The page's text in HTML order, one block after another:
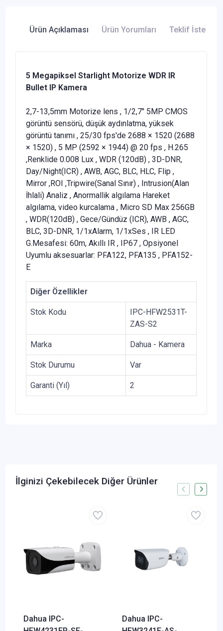
Ürün Açıklaması Ürün Yorumları Teklif İste
5 Megapiksel Starlight Motorize WDR IR
Bullet IP Kamera
2,7-13,5mm Motorize lens , 1/2,7" 5MP CMOS
görüntü sensörü, düşük aydınlatma, yüksek
görüntü tanımı , 25/30 fps'de 2688 × 1520 (2688
× 1520) , 5 MP (2592 × 1944) @ 20 fps , H.265
,Renklide 0.008 Lux , WDR (120dB) , 3D-DNR,
Day/Night(ICR) , AWB, AGC, BLC, HLC, Flip ,
Mirror ,ROI ,Tripwire(Sanal Sınır) , Intrusion(Alan
İhlali) Analiz , Anormallik algılama Hareket
algılama, video kurcalama , Micro SD Max 256GB
, WDR(120dB) , Gece/Gündüz (ICR), AWB , AGC,
BLC, 3D-DNR, 1/1xAlarm, 1/1xSes , IR LED
G.Mesafesi: 60m, Akıllı IR , IP67 , Opsiyonel
Uyumlu aksesuarlar: PFA122, PFA135 , PFA152-
E
Diğer Özellikler
Stok Kodu
IPC-HFW2531T-
ZAS-S2
Marka Dahua - Kamera
Stok Durumu Var
Garanti (Yıl) 2
İlginizi Çekebilecek Diğer Ürünler
Dahua IPC-
Dahua IPC-